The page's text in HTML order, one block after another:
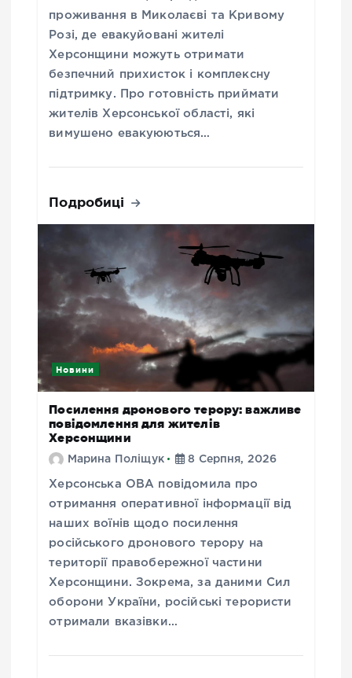
проживання в Миколаєві та Кривому
Розі, де евакуйовані жителі
Херсонщини можуть отримати
безпечний прихисток і комплексну
підтримку. Про готовність приймати
жителів Херсонської області, які
вимушено евакуюються…
Подробиці
Новини
Посилення дронового терору: важливе
повідомлення для жителів
Херсонщини
Марина Поліщук 8 Серпня, 2026
Херсонська ОВА повідомила про
отримання оперативної інформації від
наших воїнів щодо посилення
російського дронового терору на
території правобережної частини
Херсонщини. Зокрема, за даними Сил
оборони України, російські терористи
отримали вказівки…